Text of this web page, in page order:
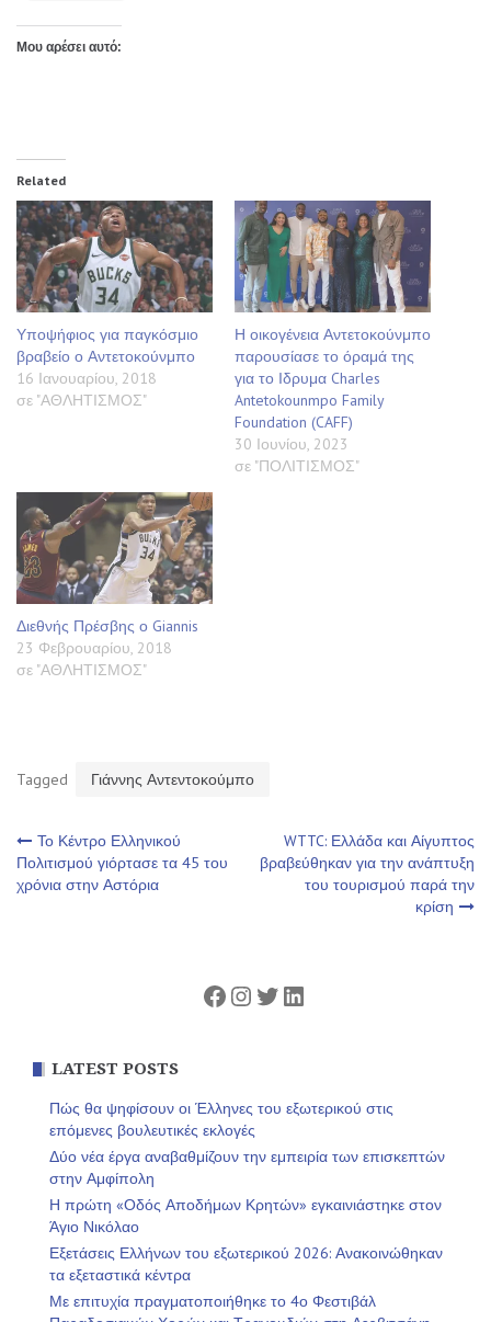
Μου αρέσει αυτό:
Related
Υποψήφιος για παγκόσμιο
βραβείο ο Αντετοκούνμπο
16 Ιανουαρίου, 2018
σε "ΑΘΛΗΤΙΣΜΟΣ"
Η οικογένεια Αντετοκούνμπο
παρουσίασε το όραμά της
για το Ιδρυμα Charles
Antetokounmpo Family
Foundation (CAFF)
30 Ιουνίου, 2023
σε "ΠΟΛΙΤΙΣΜΟΣ"
Διεθνής Πρέσβης ο Giannis
23 Φεβρουαρίου, 2018
σε "ΑΘΛΗΤΙΣΜΟΣ"
Tagged Γιάννης Αντεντοκούμπο
Πλοήγηση
άρθρων
Το Κέντρο Ελληνικού
Πολιτισμού γιόρτασε τα 45 του
χρόνια στην Αστόρια
WTTC: Ελλάδα και Αίγυπτος
βραβεύθηκαν για την ανάπτυξη
του τουρισμού παρά την
κρίση
Facebook
Instagram
Twitter
Linkedin
LATEST POSTS
Πώς θα ψηφίσουν οι Έλληνες του εξωτερικού στις
επόμενες βουλευτικές εκλογές
Δύο νέα έργα αναβαθμίζουν την εμπειρία των επισκεπτών
στην Αμφίπολη
Η πρώτη «Οδός Αποδήμων Κρητών» εγκαινιάστηκε στον
Άγιο Νικόλαο
Εξετάσεις Ελλήνων του εξωτερικού 2026: Ανακοινώθηκαν
τα εξεταστικά κέντρα
Με επιτυχία πραγματοποιήθηκε το 4ο Φεστιβάλ